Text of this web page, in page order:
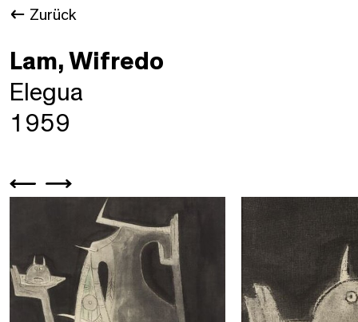
Zurück
Lam, Wifredo
Elegua
1959